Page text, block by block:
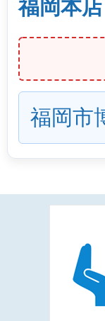
福岡本店
福岡市